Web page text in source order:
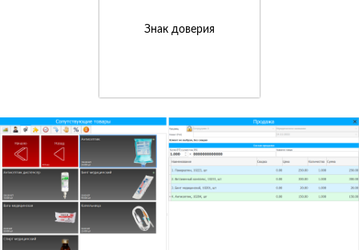
Знак доверия